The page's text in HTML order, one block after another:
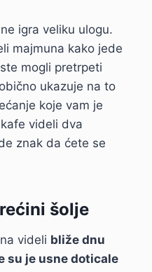
igra veliku ulogu.
majmuna kako jede
mogli pretrpeti
ukazuje na to
koje vam je
videli dva
znak da ćete se
šolje
videli bliže dnu
su je usne doticale